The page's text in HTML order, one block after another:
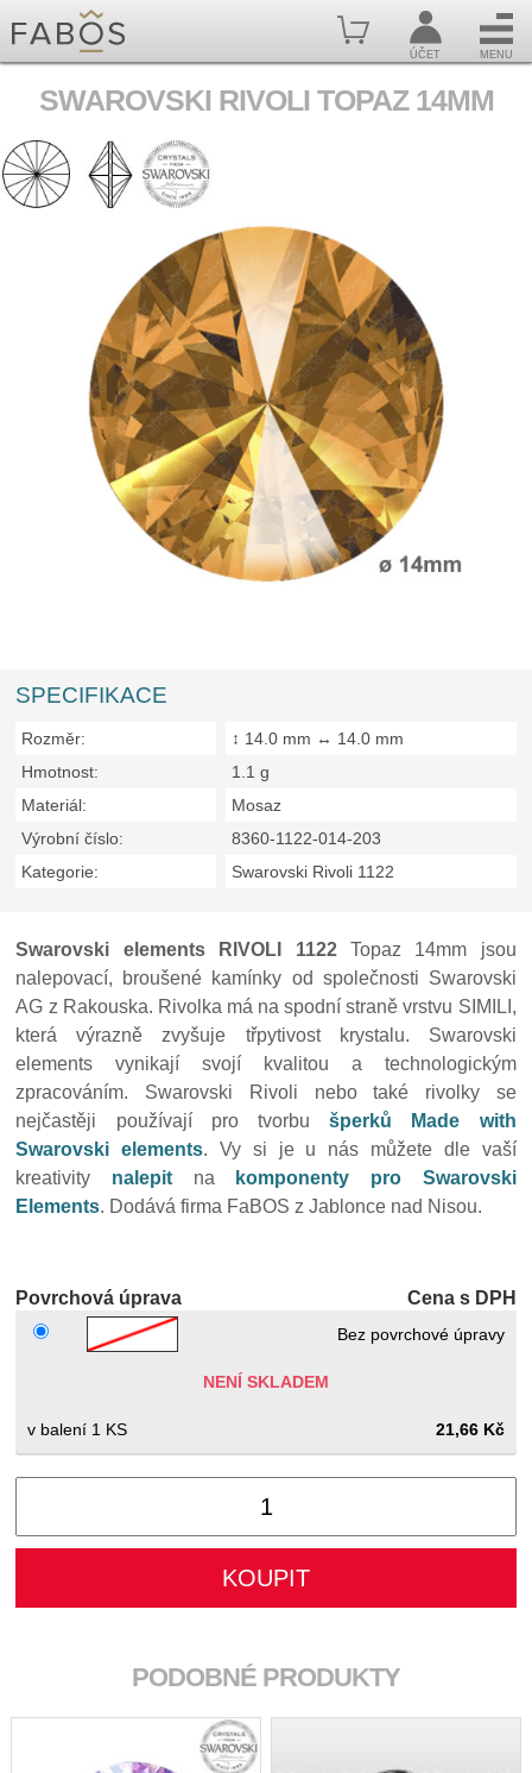
ÚČET MENU
SWAROVSKI RIVOLI TOPAZ 14MM
SPECIFIKACE
Rozměr:
↕ 14.0 mm ↔ 14.0 mm
Hmotnost:
1.1 g
Materiál:
Mosaz
Výrobní číslo:
8360-1122-014-203
Kategorie:
Swarovski Rivoli 1122
Swarovski elements RIVOLI 1122 Topaz 14mm jsou
nalepovací, broušené kamínky od společnosti Swarovski
AG z Rakouska. Rivolka má na spodní straně vrstvu SIMILI,
která výrazně zvyšuje třpytivost krystalu. Swarovski
elements vynikají svojí kvalitou a technologickým
zpracováním. Swarovski Rivoli nebo také rivolky se
nejčastěji používají pro tvorbušperků Made with
Swarovski elements. Vy si je u nás můžete dle vaší
kreativity nalepit na
komponenty pro Swarovski
Elements. Dodává firma FaBOS z Jablonce nad Nisou.
Povrchová úprava Cena s DPH
Bez povrchové úpravy
NENÍ SKLADEM
1 KS 21,66 Kč
PODOBNÉ PRODUKTY